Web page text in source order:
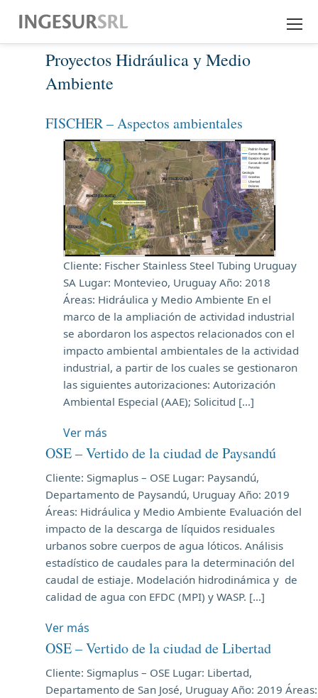
EMPRESA
DESCARGAS
CONTACTO
Proyectos Hidráulica y Medio
Ambiente
FISCHER – Aspectos ambientales
Cliente: Fischer Stainless Steel Tubing Uruguay
SA Lugar: Montevieo, Uruguay Año: 2018
Áreas: Hidráulica y Medio Ambiente En el
marco de la ampliación de actividad industrial
se abordaron los aspectos relacionados con el
impacto ambiental ambientales de la actividad
industrial, a partir de los cuales se gestionaron
las siguientes autorizaciones: Autorización
Ambiental Especial (AAE); Solicitud […]
Ver más
OSE – Vertido de la ciudad de Paysandú
Cliente: Sigmaplus – OSE Lugar: Paysandú,
Departamento de Paysandú, Uruguay Año: 2019
Áreas: Hidráulica y Medio Ambiente Evaluación del
impacto de la descarga de líquidos residuales
urbanos sobre cuerpos de agua lóticos. Análisis
estadístico de caudales para la determinación del
caudal de estiaje. Modelación hidrodinámica y de
calidad de agua con EFDC (MPI) y WASP. […]
Ver más
OSE – Vertido de la ciudad de Libertad
Cliente: Sigmaplus – OSE Lugar: Libertad,
Departamento de San José, Uruguay Año: 2019 Áreas: